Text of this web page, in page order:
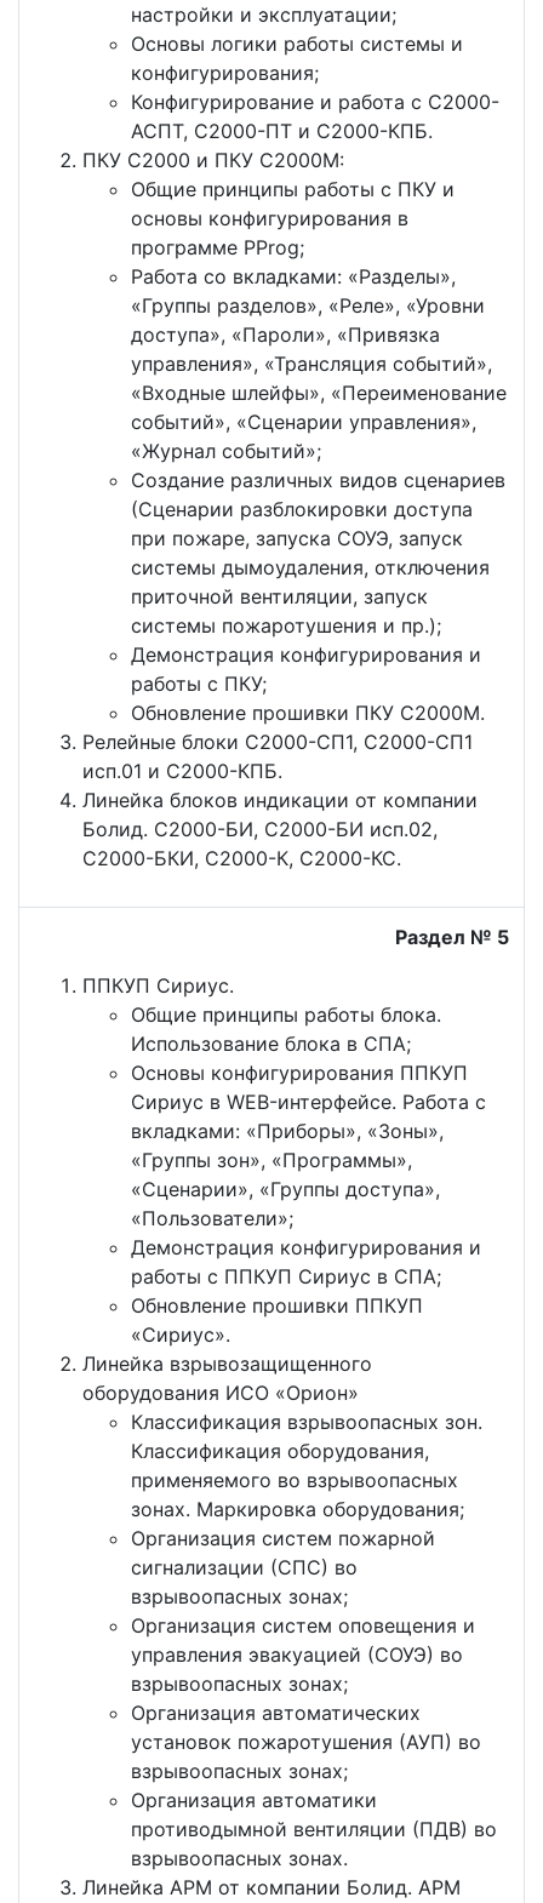
настройки и эксплуатации;
Основы логики работы системы и
конфигурирования;
Конфигурирование и работа с С2000-
АСПТ, С2000-ПТ и С2000-КПБ.
ПКУ С2000 и ПКУ С2000М:
Общие принципы работы с ПКУ и
основы конфигурирования в
программе PProg;
Работа со вкладками: «Разделы»,
«Группы разделов», «Реле», «Уровни
доступа», «Пароли», «Привязка
управления», «Трансляция событий»,
«Входные шлейфы», «Переименование
событий», «Сценарии управления»,
«Журнал событий»;
Создание различных видов сценариев
(Сценарии разблокировки доступа
при пожаре, запуска СОУЭ, запуск
системы дымоудаления, отключения
приточной вентиляции, запуск
системы пожаротушения и пр.);
Демонстрация конфигурирования и
работы с ПКУ;
Обновление прошивки ПКУ С2000М.
Релейные блоки С2000-СП1, С2000-СП1
исп.01 и С2000-КПБ.
Линейка блоков индикации от компании
Болид. С2000-БИ, С2000-БИ исп.02,
С2000-БКИ, С2000-К, С2000-КС.
Раздел № 5
ППКУП Сириус.
Общие принципы работы блока.
Использование блока в СПА;
Основы конфигурирования ППКУП
Сириус в WEB-интерфейсе. Работа с
вкладками: «Приборы», «Зоны»,
«Группы зон», «Программы»,
«Сценарии», «Группы доступа»,
«Пользователи»;
Демонстрация конфигурирования и
работы с ППКУП Сириус в СПА;
Обновление прошивки ППКУП
«Сириус».
Линейка взрывозащищенного
оборудования ИСО «Орион»
Классификация взрывоопасных зон.
Классификация оборудования,
применяемого во взрывоопасных
зонах. Маркировка оборудования;
Организация систем пожарной
сигнализации (СПС) во
взрывоопасных зонах;
Организация систем оповещения и
управления эвакуацией (СОУЭ) во
взрывоопасных зонах;
Организация автоматических
установок пожаротушения (АУП) во
взрывоопасных зонах;
Организация автоматики
противодымной вентиляции (ПДВ) во
взрывоопасных зонах.
Линейка АРМ от компании Болид. АРМ